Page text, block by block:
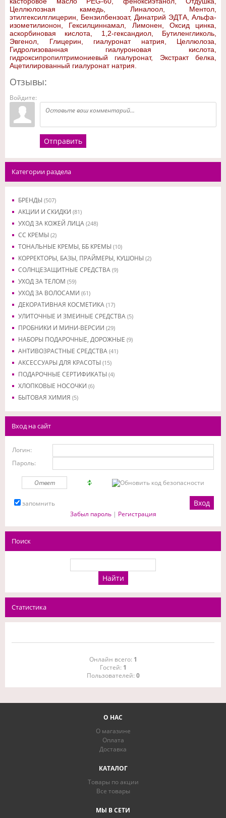
Целлюлозная камедь, Линалоол, Ментол,
этилгексилглицерин, Бензилбензоат, Динатрий ЭДТА, Альфа-
изометилионон, Гексилциннамал, Лимонен, Оксид цинка,
аскорбиновая кислота, 1,2-гександиол, Бутиленгликоль,
Эвгенол, Глицерин, гиалуронат натрия, Целлюлоза,
Гидролизованная гиалуроновая кислота,
гидроксипропилтримониевый гиалуронат, Экстракт белка,
Ацетилированный гиалуронат натрия.
Отзывы:
Войдите:
Отправить
Категории раздела
БРЕНДЫ (507)
АКЦИИ И СКИДКИ (81)
УХОД ЗА КОЖЕЙ ЛИЦА (248)
CC КРЕМЫ (2)
ТОНАЛЬНЫЕ КРЕМЫ, ББ КРЕМЫ (10)
КОРРЕКТОРЫ, БАЗЫ, ПРАЙМЕРЫ, КУШОНЫ (2)
СОЛНЦЕЗАЩИТНЫЕ СРЕДСТВА (9)
УХОД ЗА ТЕЛОМ (59)
УХОД ЗА ВОЛОСАМИ (61)
ДЕКОРАТИВНАЯ КОСМЕТИКА (17)
УЛИТОЧНЫЕ И ЗМЕИНЫЕ СРЕДСТВА (5)
ПРОБНИКИ И МИНИ-ВЕРСИИ (29)
НАБОРЫ ПОДАРОЧНЫЕ, ДОРОЖНЫЕ (9)
АНТИВОЗРАСТНЫЕ СРЕДСТВА (41)
АКСЕССУАРЫ ДЛЯ КРАСОТЫ (15)
ПОДАРОЧНЫЕ СЕРТИФИКАТЫ (4)
ХЛОПКОВЫЕ НОСОЧКИ (6)
БЫТОВАЯ ХИМИЯ (5)
Вход на сайт
Логин:
Пароль:
запомнить
Забыл пароль| Регистрация
Поиск
Статистика
Онлайн всего: 1
Гостей: 1
Пользователей: 0
О НАС
О магазине
Оплата
Доставка
КАТАЛОГ
Товары по акции
Все товары
МЫ В СЕТИ